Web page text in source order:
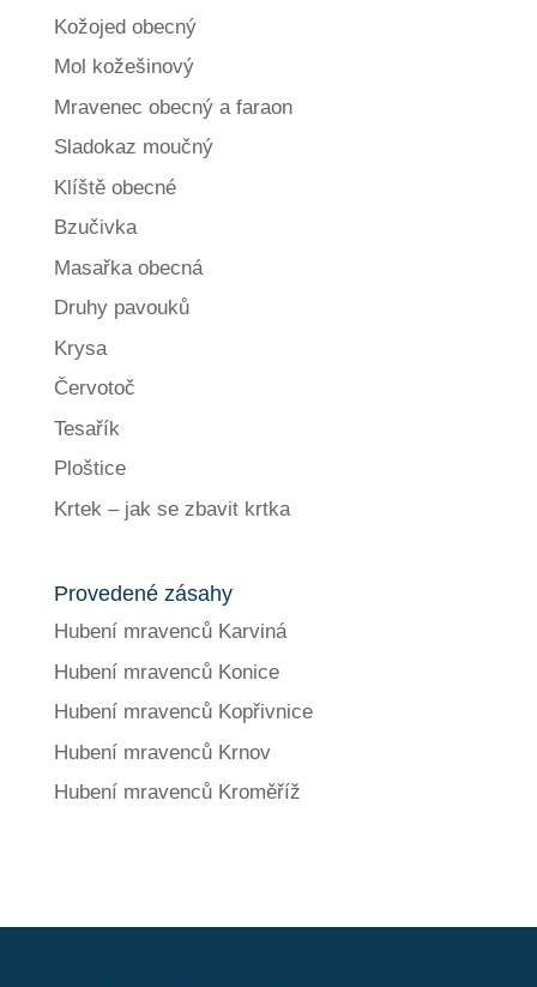
Kožojed obecný
Mol kožešinový
Mravenec obecný a faraon
Sladokaz moučný
Klíště obecné
Bzučivka
Masařka obecná
Druhy pavouků
Krysa
Červotoč
Tesařík
Ploštice
Krtek – jak se zbavit krtka
Provedené zásahy
Hubení mravenců Karviná
Hubení mravenců Konice
Hubení mravenců Kopřivnice
Hubení mravenců Krnov
Hubení mravenců Kroměříž